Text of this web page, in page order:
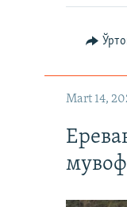
Mart 14,